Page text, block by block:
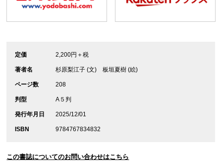
定価 2,200円＋税
著者名 杉原梨江子 (文) 板垣夏樹 (絵)
ページ数 208
判型 A５判
発行年月日 2025/12/01
ISBN 9784767834832
この書誌についてのお問い合わせはこちら